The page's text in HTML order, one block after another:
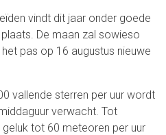
vindt dit jaar onder goede
De maan zal sowieso
pas op 16 augustus nieuwe
vallende sterren per uur wordt
verwacht. Tot
tot 60 meteoren per uur